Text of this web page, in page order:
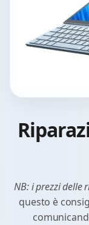
NB: i prezzi delle
questo è